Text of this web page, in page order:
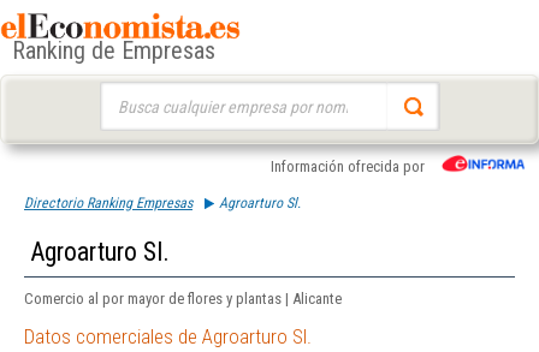
Ranking de Empresas
Información ofrecida por
Directorio Ranking Empresas Agroarturo Sl.
Agroarturo Sl.
Comercio al por mayor de flores y plantas | Alicante
Datos comerciales de Agroarturo Sl.